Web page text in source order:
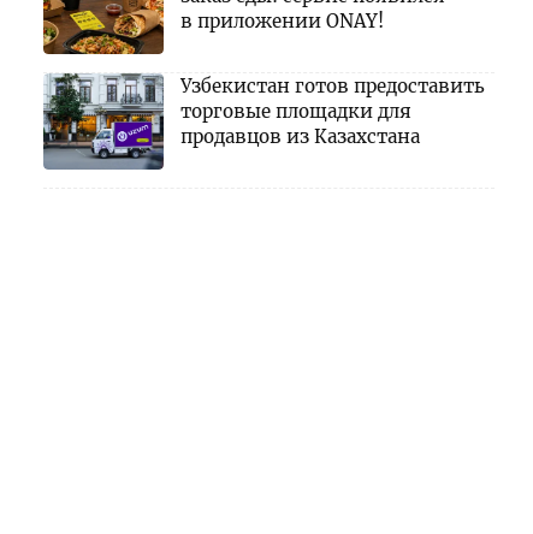
в приложении ONAY!
Узбекистан готов предоставить
торговые площадки для
продавцов из Казахстана